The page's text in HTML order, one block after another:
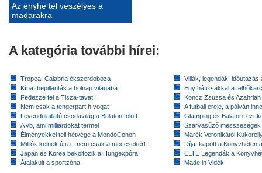
Az enyhe tél veszélyes a
madarakra
A kategória további hírei:
Tropea, Calabria ékszerdoboza
Kína: bepillantás a holnap világába
Fedezze fel a Tisza-tavat!
Nem csak a tengerpart hívogat
Levendulaillatú csodavilág a Balaton fölött
A vb, ami milliárdokat termel
Élményekkel teli hétvége a MondoConon
Milliók kelnek útra - nem csak a meccsekért
Japán és Korea beköltözik a Hungexpóra
Átalakult a sportzóna
Villák, legendák: időutazás
Egy hátizsákkal a
Koncz Zsuzsa és
A futball ereje, a pályán
Glamping és Balaton: ezt
Szarvasűző messzeségek
Marék Veronikától
Díjat kapott a Könyvhéten
ELTE Legendák a
Made in Vidék